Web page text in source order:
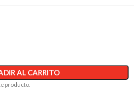
AL CARRITO
producto.